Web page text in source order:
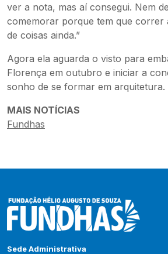
ver a nota, mas aí consegui. Nem
comemorar porque tem que correr
de coisas ainda.”
Agora ela aguarda o visto para
Florença em outubro e iniciar a
sonho de se formar em arquitetura.
MAIS NOTÍCIAS
Fundhas
Sede Administrativa